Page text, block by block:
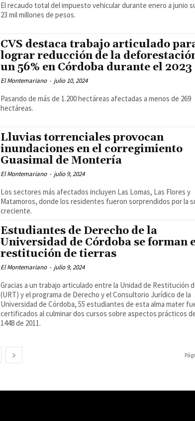
El recaudo total del impuesto vehicular durante enero a junio
23 mil millones de pesos.
CVS destaca trabajo articulado
lograr reducción de la
un 56% en Córdoba durante el 2023
El Montemariano - julio 10, 2024
Pasando de más de 1.200 hectáreas afectadas a menos de 269
hectáreas.
Lluvias torrenciales provocan
inundaciones en el corregimiento
Guasimal de Montería
El Montemariano - julio 9, 2024
Los sectores más afectados incluyen Las Lomas, Las Flores y
Matamoros, donde los residentes fueron sorprendidos por la
creciente.
Estudiantes de Derecho de la
Universidad de Córdoba se forman
restitución de tierras
El Montemariano - julio 9, 2024
Gracias a un trabajo articulado entre la Unidad de Restitución
(URT) y el programa de Derecho y el Consultorio Jurídico de la
Universidad de Córdoba, 55 estudiantes de esta alma mater
certificados al culminar dos cursos sobre aspectos prácticos
1448 de 2011.